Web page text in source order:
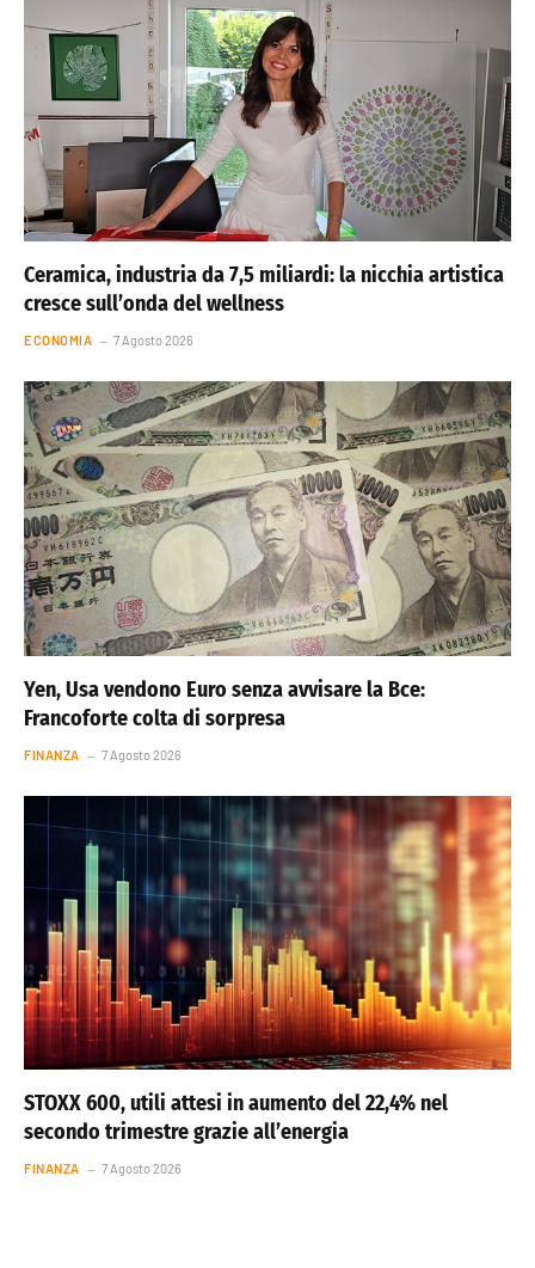
Ceramica, industria da 7,5 miliardi: la nicchia artistica
cresce sull’onda del wellness
ECONOMIA 7 Agosto 2026
Yen, Usa vendono Euro senza avvisare la Bce:
Francoforte colta di sorpresa
FINANZA 7 Agosto 2026
STOXX 600, utili attesi in aumento del 22,4% nel
secondo trimestre grazie all’energia
FINANZA 7 Agosto 2026